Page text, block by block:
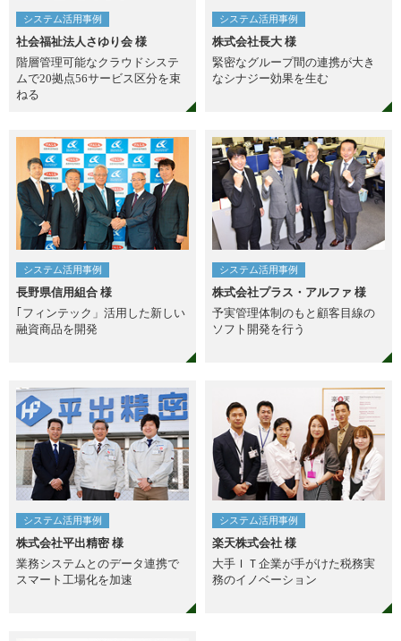
システム活用事例
社会福祉法人さゆり会 様
階層管理可能なクラウドシステ
ムで20拠点56サービス区分を束
ねる
システム活用事例
株式会社長大 様
緊密なグループ間の連携が大き
なシナジー効果を生む
システム活用事例
長野県信用組合 様
｢フィンテック」活用した新しい
融資商品を開発
システム活用事例
株式会社プラス・アルファ 様
予実管理体制のもと顧客目線の
ソフト開発を行う
システム活用事例
株式会社平出精密 様
業務システムとのデータ連携で
スマート工場化を加速
システム活用事例
楽天株式会社 様
大手ＩＴ企業が手がけた税務実
務のイノベーション